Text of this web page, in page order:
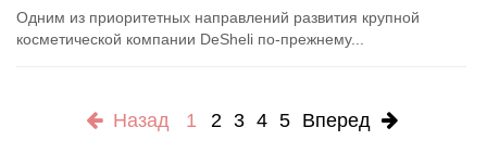
Одним из приоритетных направлений развития крупной
косметической компании DeSheli по-прежнему...
Назад 1 2 3 4 5 Вперед